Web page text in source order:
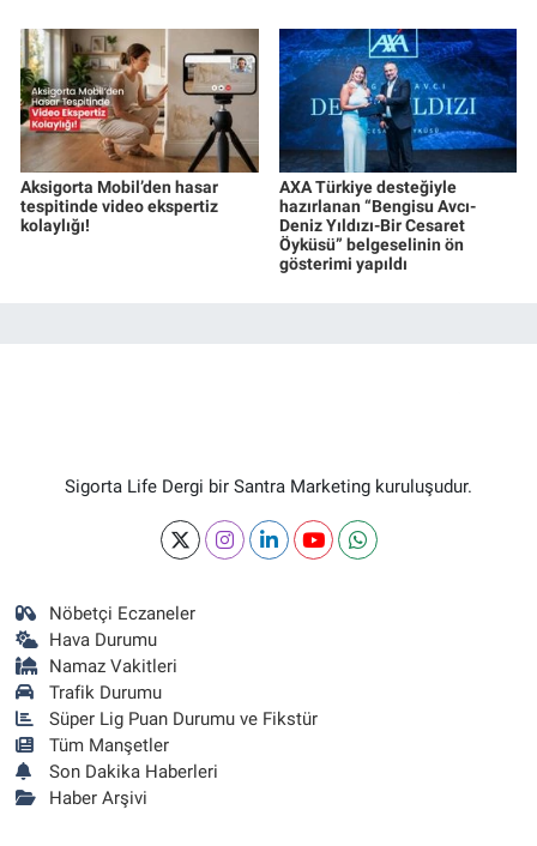
Aksigorta Mobil’den hasar
tespitinde video ekspertiz
kolaylığı!
AXA Türkiye desteğiyle
hazırlanan “Bengisu Avcı-
Deniz Yıldızı-Bir Cesaret
Öyküsü” belgeselinin ön
gösterimi yapıldı
Sigorta Life Dergi bir Santra Marketing kuruluşudur.
Nöbetçi Eczaneler
Hava Durumu
Namaz Vakitleri
Trafik Durumu
Süper Lig Puan Durumu ve Fikstür
Tüm Manşetler
Son Dakika Haberleri
Haber Arşivi